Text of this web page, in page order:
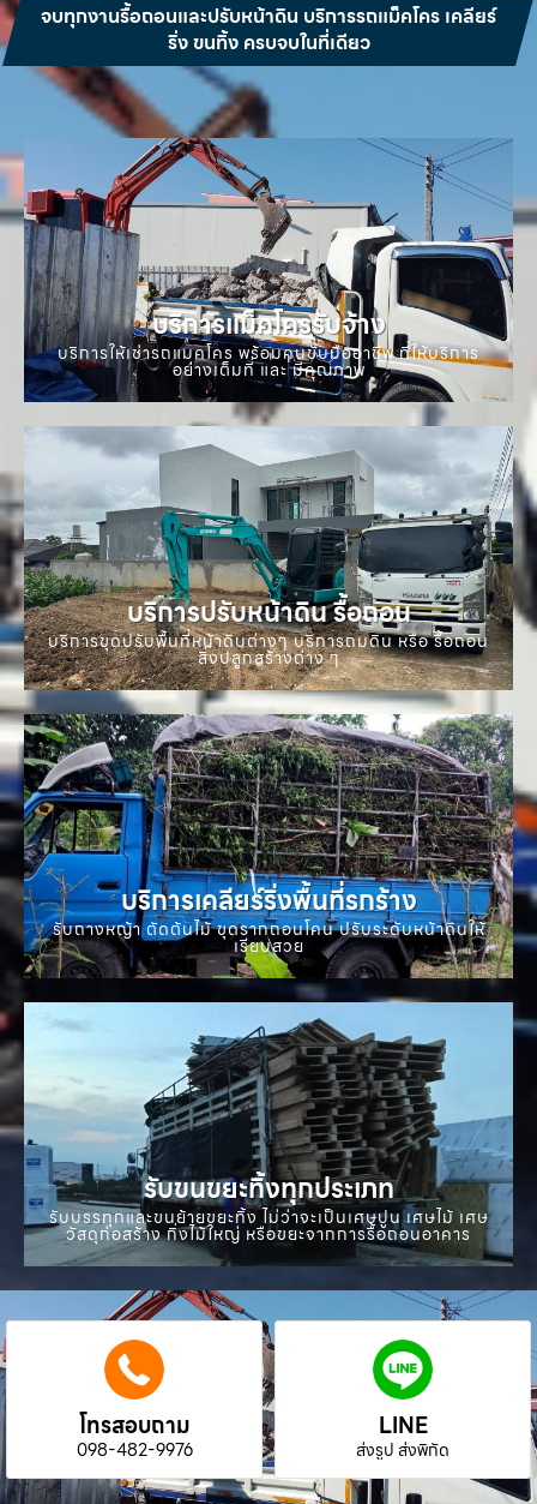
จบทุกงานรื้อถอนและปรับหน้าดิน บริการรถแม็คโคร เคลียร์
ริ่ง ขนทิ้ง ครบจบในที่เดียว
บริการแม็คโครรับจ้าง
บริการให้เช่ารถแมคโคร พร้อมคนขับมืออาชีพ ที่ให้บริการ
อย่างเต็มที่ และ มีคุณภาพ
บริการปรับหน้าดิน รื้อถอน
บริการขุดปรับพื้นที่หน้าดินต่างๆ บริการถมดิน หรือ รื้อถอน
สิ่งปลูกสร้างต่าง ๆ
บริการเคลียร์ริ่งพื้นที่รกร้าง
รับถางหญ้า ตัดต้นไม้ ขุดรากถอนโคน ปรับระดับหน้าดินให้
เรียบสวย
รับขนขยะทิ้งทุกประเภท
รับบรรทุกและขนย้ายขยะทิ้ง ไม่ว่าจะเป็นเศษปูน เศษไม้ เศษ
วัสดุก่อสร้าง กิ่งไม้ใหญ่ หรือขยะจากการรื้อถอนอาคาร
โทรสอบถาม
098-482-9976
LINE
ส่งรูป ส่งพิกัด